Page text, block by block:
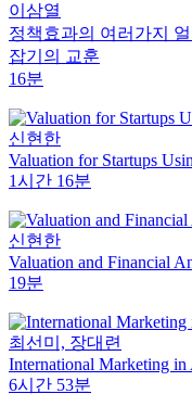
이삼열
정책효과의 여러가지
잡기의 교훈
16분
신현한
Valuation for Startups
1시간 16분
신현한
Valuation and Financial
19분
최선미, 장대련
International Marketing in
6시간 53분